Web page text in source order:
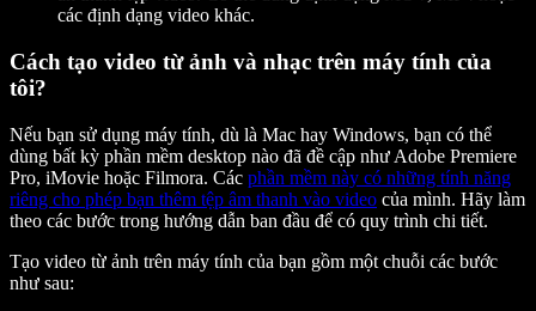
các định dạng video khác.
Cách tạo video từ ảnh và nhạc trên máy tính của
tôi?
Nếu bạn sử dụng máy tính, dù là Mac hay Windows, bạn có thể
dùng bất kỳ phần mềm desktop nào đã đề cập như Adobe Premiere
Pro, iMovie hoặc Filmora. Các phần mềm này có những tính năng
riêng cho phép bạn thêm tệp âm thanh vào video của mình. Hãy làm
theo các bước trong hướng dẫn ban đầu để có quy trình chi tiết.
Tạo video từ ảnh trên máy tính của bạn gồm một chuỗi các bước
như sau: